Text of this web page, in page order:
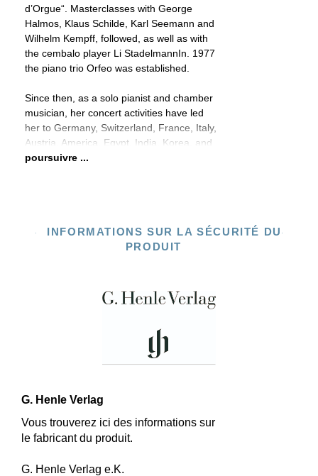
d’Orgue“. Masterclasses with George
Halmos, Klaus Schilde, Karl Seemann and
Wilhelm Kempff, followed, as well as with
the cembalo player Li StadelmannIn. 1977
the piano trio Orfeo was established.
Since then, as a solo pianist and chamber
musician, her concert activities have led
her to Germany, Switzerland, France, Italy,
Austria, America, Egypt, India, Korea, and
poursuivre ...
INFORMATIONS SUR LA SÉCURITÉ DU
PRODUIT
G. Henle Verlag
Vous trouverez ici des informations sur
le fabricant du produit.
G. Henle Verlag e.K.